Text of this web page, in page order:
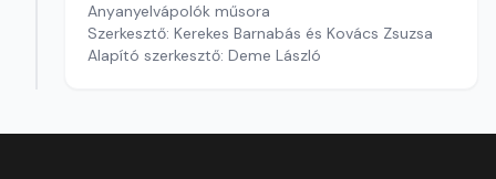
Anyanyelvápolók műsora
Szerkesztő: Kerekes Barnabás és Kovács Zsuzsa
Alapító szerkesztő: Deme László